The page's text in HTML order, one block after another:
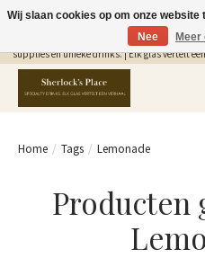
Gratis Verzending in NL vanaf €75,- |
supplies en unieke drinks. | Elk glas vertelt
Home / Tags / Lemonade
Producten
Wij slaan cookies op om onze
Nee